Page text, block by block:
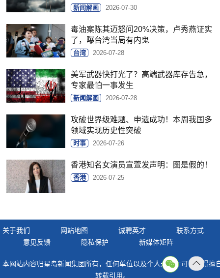
新闻解画 2026-07-30
毒油案陈其迈怒问20%决策，卢秀燕证实
了，曝台湾当局有内鬼
台湾 2026-07-28
美军武器快打光了？高端武器库存告急，
专家最怕一事发生
新闻解画 2026-07-28
攻破世界级难题、申遗成功！本周我国多
领域实现历史性突破
时事 2026-07-26
香港知名女演员宣萱发声明：图是假的！
香港 2026-07-25
关于我们 网站地图 诚聘英才
联系方式
意见反馈
隐私保护 新媒体矩阵
本网站内容归星岛新闻集团所有，任何单位以及个人未经许可，不得擅
转载引用。